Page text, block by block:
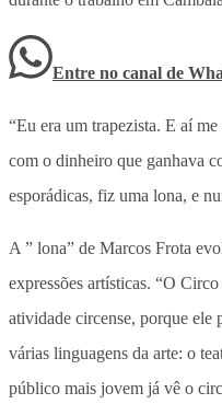
Entre no canal de
“Eu era um trapezista. E aí
com o dinheiro que ganhava
esporádicas, fiz uma lona, e
A ” lona” de Marcos Frota
expressões artísticas. “O
atividade circense, porque ele
várias linguagens da arte: o
público mais jovem já vê o